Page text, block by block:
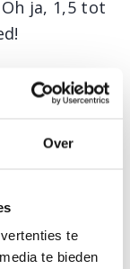
Over
te
te bieden
ja, 1,5 tot
voor
Omdat
je
het warm